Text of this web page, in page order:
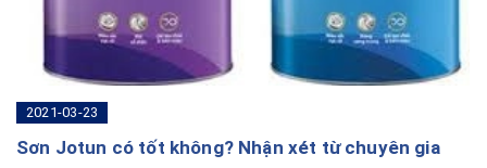
2021-03-23
Sơn Jotun có tốt không? Nhận xét từ chuyên gia